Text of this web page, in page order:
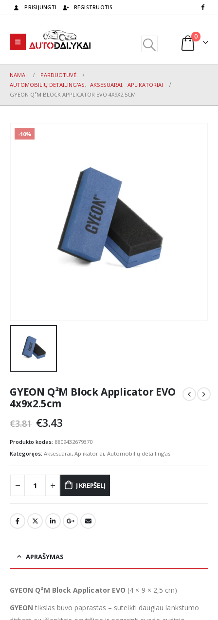
PRISIJUNGTI REGISTRUOTIS
0
NAMAI
PARDUOTUVĖ
AUTOMOBILIŲ DETAILING'AS, AKSESUARAI, APLIKATORIAI
GYEON Q²M BLOCK APPLICATOR EVO 4X9X2.5CM
-10%
GYEON Q²M Block Applicator EVO
4x9x2.5cm
€3.81 Original
was:
€3.81.
€3.43
is:
€3.43.
Produkto kodas: 8809432679370
Kategorijos: Aksesuarai, Aplikatoriai, Automobilių detailing'as
Į KREPŠELĮ
APRAŠYMAS
GYEON Q²M Block Applicator EVO (4 × 9 × 2,5 cm)
GYEON tikslas buvo paprastas – suteikti daugiau lankstumo